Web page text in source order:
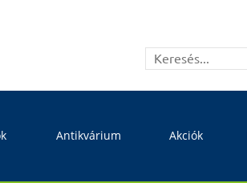
Antikvárium Akciók